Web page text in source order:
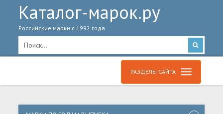
Каталог-марок.ру
Российские марки с 1992 года
РАЗДЕЛЫ САЙТА